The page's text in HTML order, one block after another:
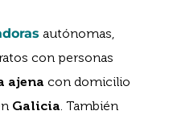
autónomas,
con personas
ajena con domicilio
Galicia . También